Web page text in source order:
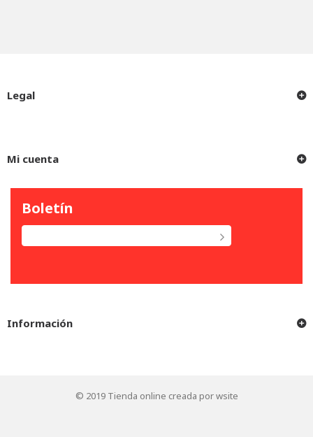
Legal
© 2019 Tienda online creada por wsite
Mi cuenta
Boletín
Información